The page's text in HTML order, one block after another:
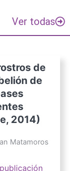
Ver todas
de
de
2014)
Matamoros